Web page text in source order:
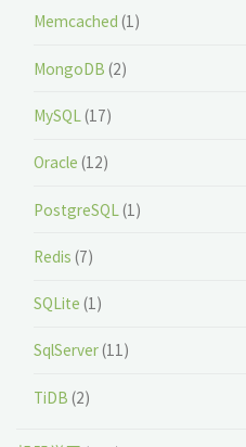
Memcached (1)
MongoDB (2)
MySQL(17)
Oracle (12)
PostgreSQL (1)
Redis (7)
SQLite (1)
SqlServer(11)
TiDB (2)